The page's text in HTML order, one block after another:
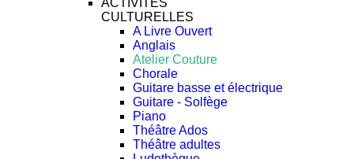
ACTIVITES
CULTURELLES
A Livre Ouvert
Anglais
Atelier Couture
Chorale
Guitare basse et électrique
Guitare - Solfège
Piano
Théâtre Ados
Théâtre adultes